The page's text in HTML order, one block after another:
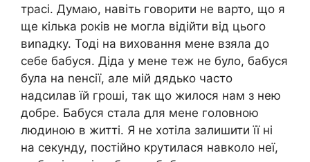
трасі. Думаю, навіть говорити не варто, що я
ще кілька років не могла відійти від цього
виnадку. Тоді на виховання мене взяла до
себе бабуся. Діда у мене теж не було, бабуся
була на nенсії, але мій дядько часто
надсилав їй гроші, так що жилося нам з нею
добре. Бабуся стала для мене головною
людиною в житті. Я не хотіла залишити її ні
на секунду, постійно крутилася навколо неї,